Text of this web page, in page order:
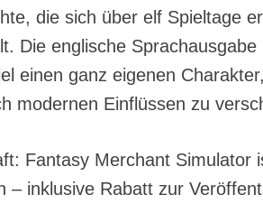
die sich über elf Spieltage
Die englische
einen ganz eigenen
modernen Einflüssen zu
Fantasy Merchant Simulator
– inklusive Rabatt zur